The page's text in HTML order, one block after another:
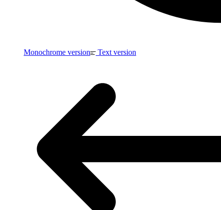
Monochrome version Text version